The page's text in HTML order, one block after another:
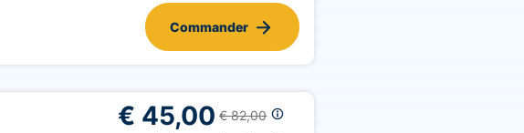
Commander
€ 45,00 € 82,00